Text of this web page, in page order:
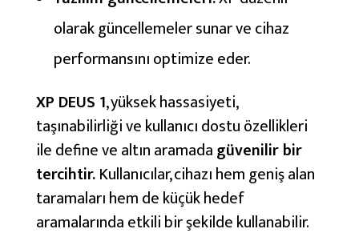
olarak güncellemeler sunar ve cihaz
performansını optimize eder.
XP DEUS 1, yüksek hassasiyeti,
taşınabilirliği ve kullanıcı dostu özellikleri
ile define ve altın aramadagüvenilir bir
tercihtir.Kullanıcılar, cihazı hem geniş alan
taramaları hem de küçük hedef
aramalarında etkili bir şekilde kullanabilir.